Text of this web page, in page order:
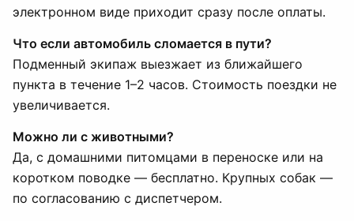
электронном виде приходит сразу после оплаты.
Что если автомобиль сломается в пути?
Подменный экипаж выезжает из ближайшего
пункта в течение 1–2 часов. Стоимость поездки не
увеличивается.
Можно ли с животными?
Да, с домашними питомцами в переноске или на
коротком поводке — бесплатно. Крупных собак —
по согласованию с диспетчером.